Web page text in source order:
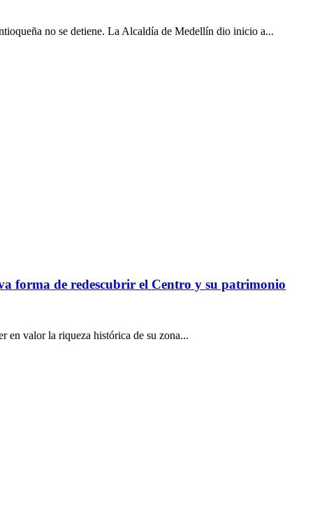
no se detiene. La Alcaldía de Medellín dio inicio a...
forma de redescubrir el Centro y su patrimonio
en valor la riqueza histórica de su zona...